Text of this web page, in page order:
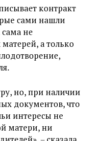
контракт
сами нашли
не
а только
но, при наличии
документов, что
интересы не
матери, ни